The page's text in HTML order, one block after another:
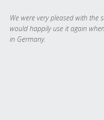
We were very pleased with the
would happily use it again
in Germany.